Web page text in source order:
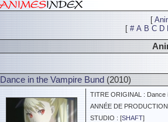
[
[ # A B C D
Dance in the Vampire Bund (2010)
TITRE ORIGINAL : Dance
ANNÉE DE
STUDIO : [SHAFT]